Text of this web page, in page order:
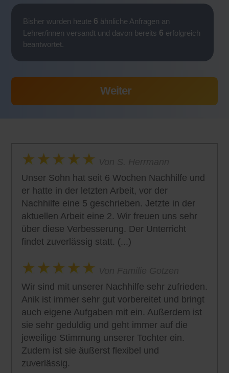
Bisher wurden heute 6 ähnliche Anfragen an
Lehrer/innen versandt und davon bereits 6 erfolgreich
beantwortet.
Unser Sohn hat seit 6 Wochen Nachhilfe und
er hatte in der letzten Arbeit, vor der
Nachhilfe eine 5 geschrieben. Jetzte in der
aktuellen Arbeit eine 2. Wir freuen uns sehr
über diese Verbesserung. Der Unterricht
findet zuverlässig statt. (...)
Wir sind mit unserer Nachhilfe sehr zufrieden.
Anik ist immer sehr gut vorbereitet und bringt
auch eigene Aufgaben mit ein. Außerdem ist
sie sehr geduldig und geht immer auf die
jeweilige Stimmung unserer Tochter ein.
Zudem ist sie äußerst flexibel und
zuverlässig.